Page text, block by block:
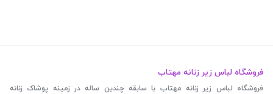
فروشگاه لباس زیر زنانه مهتاب
فروشگاه لباس زیر زنانه مهتاب با سابقه چندین ساله در زمینه پوشاک زنانه